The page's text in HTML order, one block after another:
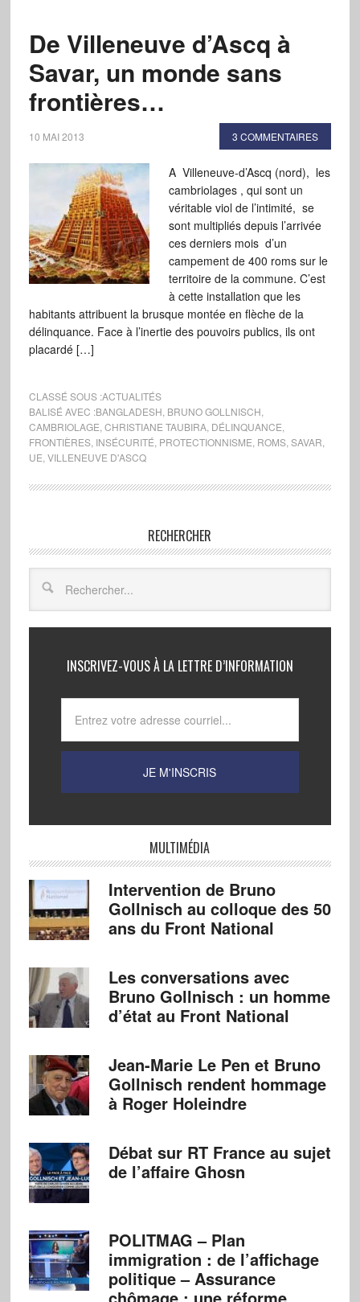
De Villeneuve d’Ascq à
Savar, un monde sans
frontières…
10 MAI 2013 3 COMMENTAIRES
A Villeneuve-d’Ascq (nord), les
cambriolages , qui sont un
véritable viol de l’intimité, se
sont multipliés depuis l’arrivée
ces derniers mois d’un
campement de 400 roms sur le
territoire de la commune. C’est
à cette installation que les
habitants attribuent la brusque montée en flèche de la
délinquance. Face à l’inertie des pouvoirs publics, ils ont
placardé […]
CLASSÉ SOUS :ACTUALITÉS
BALISÉ AVEC :BANGLADESH BRUNO GOLLNISCH
CAMBRIOLAGE CHRISTIANE TAUBIRA, DÉLINQUANCE
FRONTIÈRES, INSÉCURITÉ PROTECTIONNISME ROMS, SAVAR
UE VILLENEUVE D'ASCQ
RECHERCHER
INSCRIVEZ-VOUS À LA LETTRE D’INFORMATION
MULTIMÉDIA
Intervention de Bruno
Gollnisch au colloque des 50
ans du Front National
Les conversations avec
Bruno Gollnisch : un homme
d’état au Front National
Jean-Marie Le Pen et Bruno
Gollnisch rendent hommage
à Roger Holeindre
Débat sur RT France au sujet
de l’affaire Ghosn
POLITMAG – Plan
immigration : de l’affichage
politique – Assurance